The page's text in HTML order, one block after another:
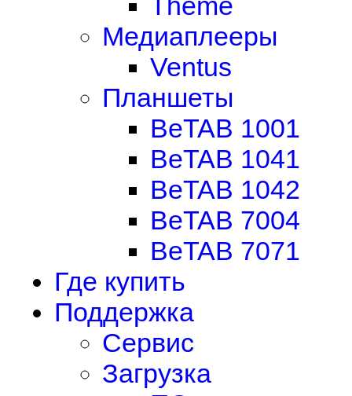
Медиаплееры
Ventus
Планшеты
BeTAB 1001
BeTAB 1041
BeTAB 1042
BeTAB 7004
BeTAB 7071
Где купить
Поддержка
Сервис
Загрузка